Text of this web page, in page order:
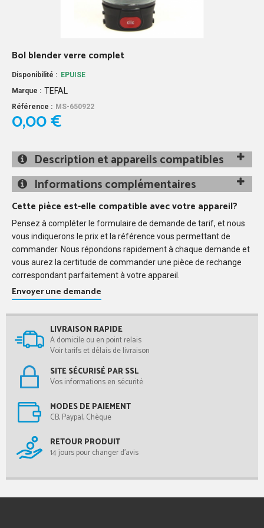
Bol blender verre complet
Disponibilité :
EPUISE
Marque : TEFAL
Référence : MS-650922
0,00 €
Description et appareils compatibles
Informations complémentaires
Cette pièce est-elle compatible avec votre appareil?
Pensez à compléter le formulaire de demande de tarif, et nous
vous indiquerons le prix et la référence vous permettant de
commander. Nous répondons rapidement à chaque demande et
vous aurez la certitude de commander une pièce de rechange
correspondant parfaitement à votre appareil.
Envoyer une demande
LIVRAISON RAPIDE
A domicile ou en point relais
Voir tarifs et délais de livraison
SITE SÉCURISÉ PAR SSL
Vos informations en sécurité
MODES DE PAIEMENT
CB, Paypal, Chèque
RETOUR PRODUIT
14 jours pour changer d'avis